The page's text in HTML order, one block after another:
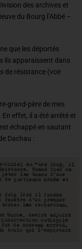
des archives et
du Bourg l’Abbé –
que les déportés
ils apparaissent dans
de résistance (voir
grand-père de mes
effet, il a été arrêté et
échappé en sautant
Dachau :